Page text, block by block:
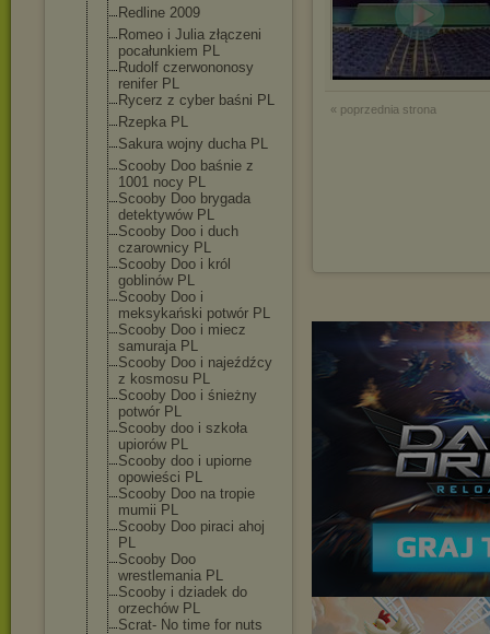
Redline 2009
Romeo i Julia złączeni
pocałunkiem PL
Rudolf czerwononosy
renifer PL
Rycerz z cyber baśni PL
Rzepka PL
Sakura wojny ducha PL
Scooby Doo baśnie z
1001 nocy PL
Scooby Doo brygada
detektywów PL
Scooby Doo i duch
czarownicy PL
Scooby Doo i król
goblinów PL
Scooby Doo i
meksykański potwór PL
Scooby Doo i miecz
samuraja PL
Scooby Doo i najeźdźcy
z kosmosu PL
Scooby Doo i śnieżny
potwór PL
Scooby doo i szkoła
upiorów PL
Scooby doo i upiorne
opowieści PL
Scooby Doo na tropie
mumii PL
Scooby Doo piraci ahoj
PL
Scooby Doo
wrestlemania PL
Scooby i dziadek do
orzechów PL
Scrat- No time for nuts
« poprzednia strona